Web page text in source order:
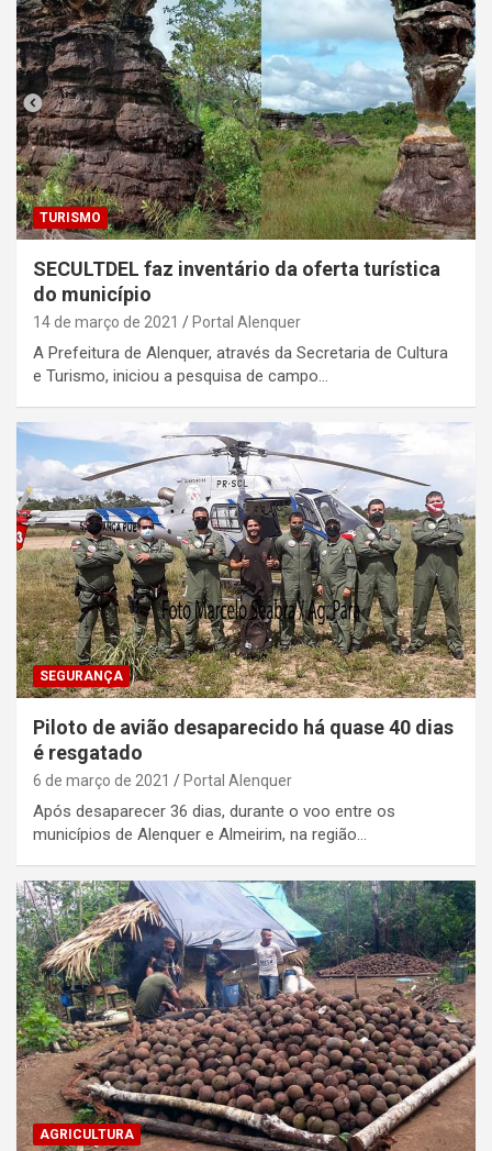
TURISMO
SECULTDEL faz inventário da oferta turística
do município
14 de março de 2021 Portal Alenquer
A Prefeitura de Alenquer, através da Secretaria de Cultura
e Turismo, iniciou a pesquisa de campo…
SEGURANÇA
Piloto de avião desaparecido há quase 40 dias
é resgatado
6 de março de 2021 Portal Alenquer
Após desaparecer 36 dias, durante o voo entre os
municípios de Alenquer e Almeirim, na região…
AGRICULTURA